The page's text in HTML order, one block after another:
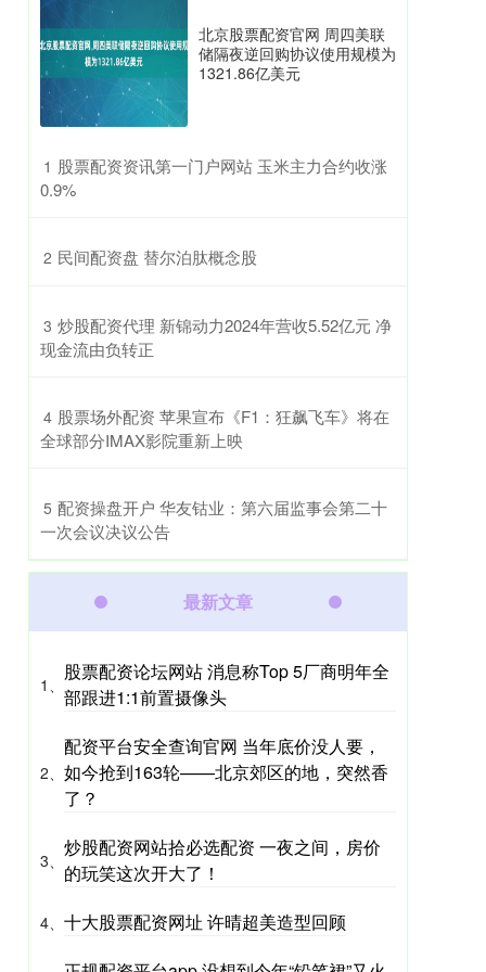
北京股票配资官网 周四美联
储隔夜逆回购协议使用规模为
1321.86亿美元
1 ​股票配资资讯第一门户网站 玉米主力合约收涨
0.9%
2 ​民间配资盘 替尔泊肽概念股
3 ​炒股配资代理 新锦动力2024年营收5.52亿元 净
现金流由负转正
4 ​股票场外配资 苹果宣布《F1：狂飙飞车》将在
全球部分IMAX影院重新上映
5 ​配资操盘开户 华友钴业：第六届监事会第二十
一次会议决议公告
最新文章
1、
股票配资论坛网站 消息称Top 5厂商明年全
部跟进1:1前置摄像头
2、
配资平台安全查询官网 当年底价没人要，
如今抢到163轮——北京郊区的地，突然香
了？
3、
炒股配资网站拾必选配资 一夜之间，房价
的玩笑这次开大了！
4、 十大股票配资网址 许晴超美造型回顾